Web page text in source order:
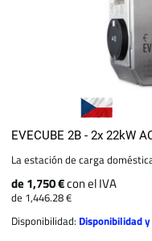
EVECUBE 2B - 2x 22kW
La estación de carga
de 1,750 €con el IVA
de 1,446.28 €
Disponibilidad: Disponibilidad